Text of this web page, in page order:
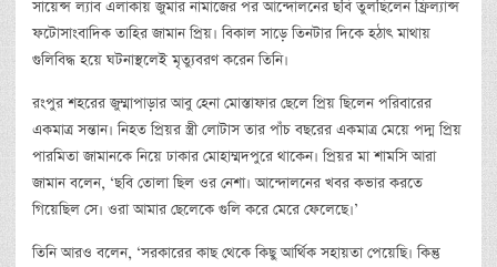
সায়েন্স ল্যাব এলাকায় জুমার নামাজের পর আন্দোলনের ছবি তুলছিলেন ফ্রিল্যান্স
ফটোসাংবাদিক তাহির জামান প্রিয়। বিকাল সাড়ে তিনটার দিকে হঠাৎ মাথায়
গুলিবিদ্ধ হয়ে ঘটনাস্থলেই মৃত্যুবরণ করেন তিনি।
রংপুর শহরের জুম্মাপাড়ার আবু হেনা মোস্তাফার ছেলে প্রিয় ছিলেন পরিবারের
একমাত্র সন্তান। নিহত প্রিয়র স্ত্রী লোটাস তার পাঁচ বছরের একমাত্র মেয়ে পদ্ম প্রিয়
পারমিতা জামানকে নিয়ে ঢাকার মোহাম্মদপুরে থাকেন। প্রিয়র মা শামসি আরা
জামান বলেন, ‘ছবি তোলা ছিল ওর নেশা। আন্দোলনের খবর কভার করতে
গিয়েছিল সে। ওরা আমার ছেলেকে গুলি করে মেরে ফেলেছে।’
তিনি আরও বলেন, ‘সরকারের কাছ থেকে কিছু আর্থিক সহায়তা পেয়েছি। কিন্তু